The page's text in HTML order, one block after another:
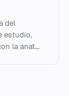
del
estudio,
la anat...